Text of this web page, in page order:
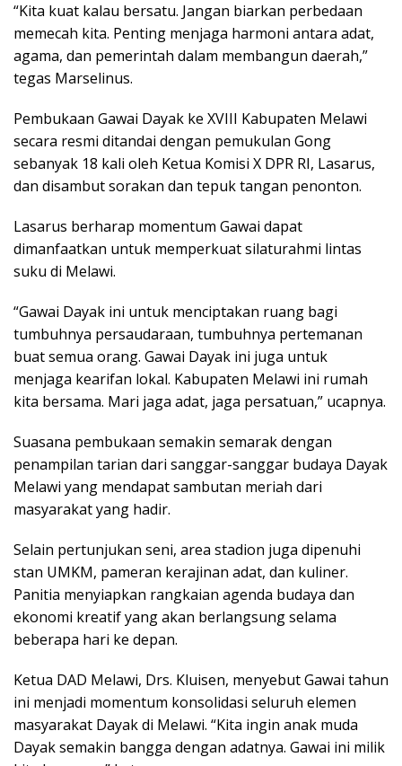
“Kita kuat kalau bersatu. Jangan biarkan perbedaan
memecah kita. Penting menjaga harmoni antara adat,
agama, dan pemerintah dalam membangun daerah,”
tegas Marselinus.
Pembukaan Gawai Dayak ke XVIII Kabupaten Melawi
secara resmi ditandai dengan pemukulan Gong
sebanyak 18 kali oleh Ketua Komisi X DPR RI, Lasarus,
dan disambut sorakan dan tepuk tangan penonton.
Lasarus berharap momentum Gawai dapat
dimanfaatkan untuk memperkuat silaturahmi lintas
suku di Melawi.
“Gawai Dayak ini untuk menciptakan ruang bagi
tumbuhnya persaudaraan, tumbuhnya pertemanan
buat semua orang. Gawai Dayak ini juga untuk
menjaga kearifan lokal. Kabupaten Melawi ini rumah
kita bersama. Mari jaga adat, jaga persatuan,” ucapnya.
Suasana pembukaan semakin semarak dengan
penampilan tarian dari sanggar-sanggar budaya Dayak
Melawi yang mendapat sambutan meriah dari
masyarakat yang hadir.
Selain pertunjukan seni, area stadion juga dipenuhi
stan UMKM, pameran kerajinan adat, dan kuliner.
Panitia menyiapkan rangkaian agenda budaya dan
ekonomi kreatif yang akan berlangsung selama
beberapa hari ke depan.
Ketua DAD Melawi, Drs. Kluisen, menyebut Gawai tahun
ini menjadi momentum konsolidasi seluruh elemen
masyarakat Dayak di Melawi. “Kita ingin anak muda
Dayak semakin bangga dengan adatnya. Gawai ini milik